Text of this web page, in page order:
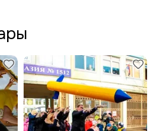
надувного
набор;
(6 шт.);
чехол.